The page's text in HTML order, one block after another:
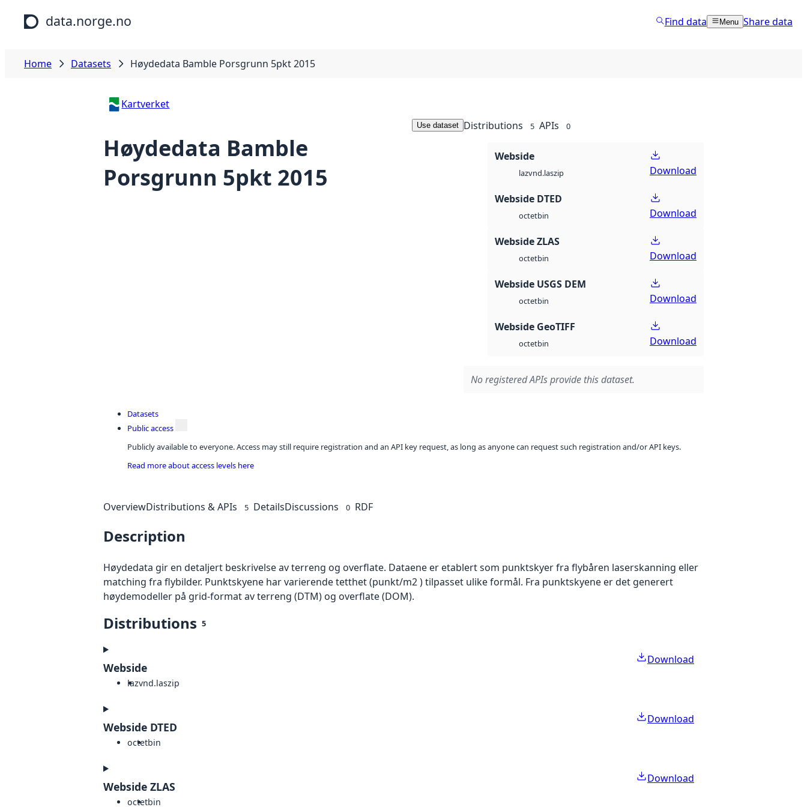
Skip to main content
data.norge.no Find data Menu Share data
Home Datasets Høydedata Bamble Porsgrunn 5pkt 2015
Kartverket
Høydedata Bamble
Porsgrunn 5pkt 2015
Use dataset Distributions 5 APIs 0
Webside
lazvnd.laszip Download
Webside DTED
octetbin Download
Webside ZLAS
octetbin Download
Webside USGS DEM
octetbin Download
Webside GeoTIFF
octetbin Download
No registered APIs provide this dataset.
Datasets
Public access
Publicly available to everyone. Access may still require registration and an API key request, as long as anyone can request such registration and/or API keys.
Read more about access levels here
OverviewDistributions & APIs 5 DetailsDiscussions 0 RDF
Description
Høydedata gir en detaljert beskrivelse av terreng og overflate. Dataene er etablert som punktskyer fra flybåren laserskanning eller
matching fra flybilder. Punktskyene har varierende tetthet (punkt/m2 ) tilpasset ulike formål. Fra punktskyene er det generert
høydemodeller på grid-format av terreng (DTM) og overflate (DOM).
Distributions 5
Webside
lazvnd.laszip
Download
Webside DTED
octetbin
Download
Webside ZLAS
octetbin
Download